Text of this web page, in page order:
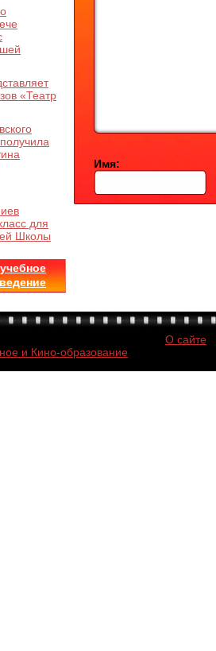
Имя:
«Театр
для
Школы
и Кино-образование
О сайте